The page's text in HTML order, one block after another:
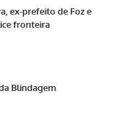
ex-prefeito de Foz e
fronteira
Blindagem